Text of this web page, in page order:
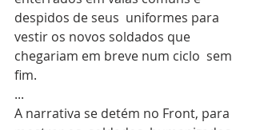
despidos de seus  uniformes para
vestir os novos soldados que
chegariam em breve num ciclo  sem
fim.
...
A narrativa se detém no Front, para